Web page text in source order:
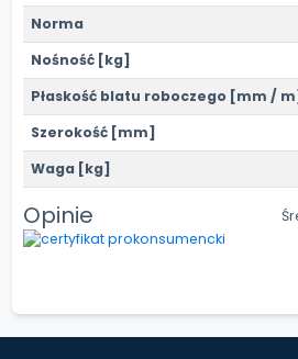
Norma
Nośność [kg]
Płaskość blatu roboczego [mm / m]
Szerokość [mm]
Waga [kg]
Opinie